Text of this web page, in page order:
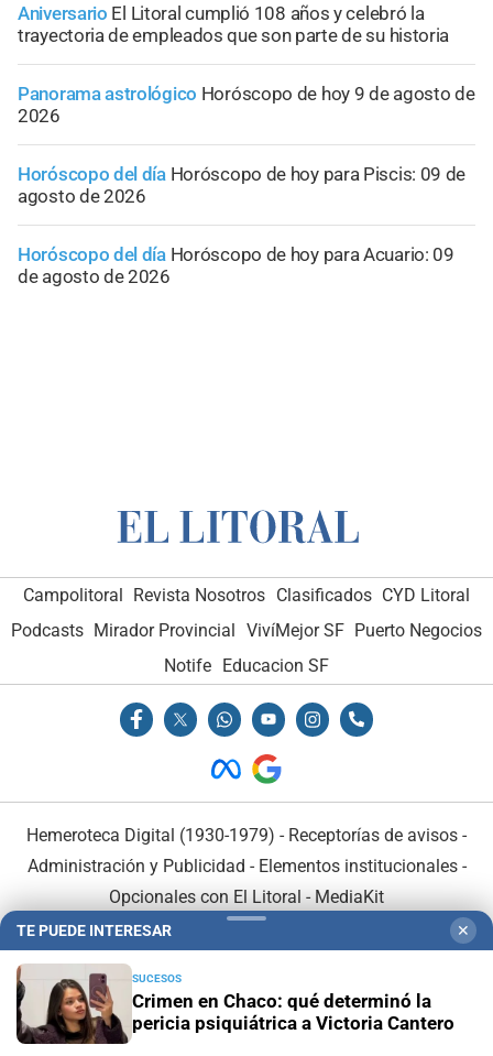
Aniversario El Litoral cumplió 108 años y celebró la
trayectoria de empleados que son parte de su historia
Panorama astrológico Horóscopo de hoy 9 de agosto de
2026
Horóscopo del día Horóscopo de hoy para Piscis: 09 de
agosto de 2026
Horóscopo del día Horóscopo de hoy para Acuario: 09
de agosto de 2026
Campolitoral Revista Nosotros Clasificados CYD Litoral
Podcasts Mirador Provincial VivíMejor SF Puerto Negocios
Notife Educacion SF
Hemeroteca Digital (1930-1979) - Receptorías de avisos -
Administración y Publicidad - Elementos institucionales-
Opcionales con El Litoral - MediaKit
TE PUEDE INTERESAR ✕
SUCESOS
Crimen en Chaco: qué determinó la
pericia psiquiátrica a Victoria Cantero